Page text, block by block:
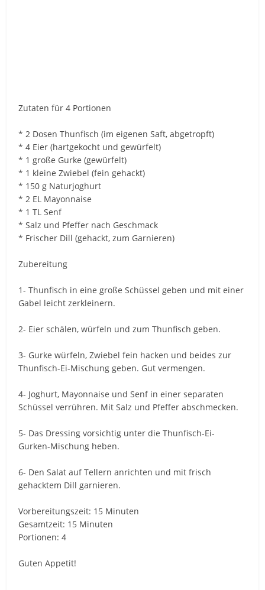
Zutaten für 4 Portionen
* 2 Dosen Thunfisch (im eigenen Saft, abgetropft)
* 4 Eier (hartgekocht und gewürfelt)
* 1 große Gurke (gewürfelt)
* 1 kleine Zwiebel (fein gehackt)
* 150 g Naturjoghurt
* 2 EL Mayonnaise
* 1 TL Senf
* Salz und Pfeffer nach Geschmack
* Frischer Dill (gehackt, zum Garnieren)
Zubereitung
1- Thunfisch in eine große Schüssel geben und mit einer
Gabel leicht zerkleinern.
2- Eier schälen, würfeln und zum Thunfisch geben.
3- Gurke würfeln, Zwiebel fein hacken und beides zur
Thunfisch-Ei-Mischung geben. Gut vermengen.
4- Joghurt, Mayonnaise und Senf in einer separaten
Schüssel verrühren. Mit Salz und Pfeffer abschmecken.
5- Das Dressing vorsichtig unter die Thunfisch-Ei-
Gurken-Mischung heben.
6- Den Salat auf Tellern anrichten und mit frisch
gehacktem Dill garnieren.
Vorbereitungszeit: 15 Minuten
Gesamtzeit: 15 Minuten
Portionen: 4
Guten Appetit!